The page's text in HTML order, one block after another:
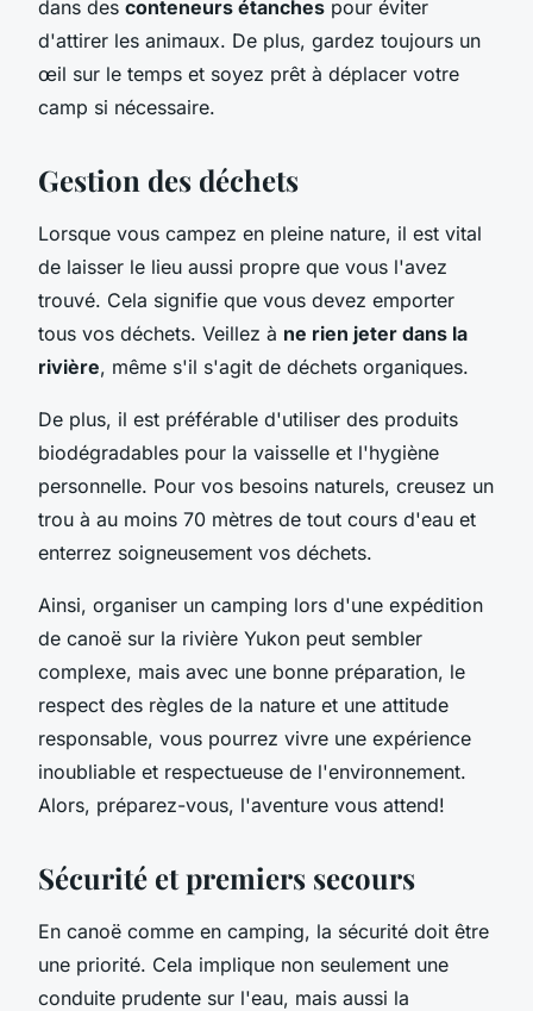
dans des conteneurs étanches pour éviter
d'attirer les animaux. De plus, gardez toujours un
œil sur le temps et soyez prêt à déplacer votre
camp si nécessaire.
Gestion des déchets
Lorsque vous campez en pleine nature, il est vital
de laisser le lieu aussi propre que vous l'avez
trouvé. Cela signifie que vous devez emporter
tous vos déchets. Veillez à ne rien jeter dans la
rivière, même s'il s'agit de déchets organiques.
De plus, il est préférable d'utiliser des produits
biodégradables pour la vaisselle et l'hygiène
personnelle. Pour vos besoins naturels, creusez un
trou à au moins 70 mètres de tout cours d'eau et
enterrez soigneusement vos déchets.
Ainsi, organiser un camping lors d'une expédition
de canoë sur la rivière Yukon peut sembler
complexe, mais avec une bonne préparation, le
respect des règles de la nature et une attitude
responsable, vous pourrez vivre une expérience
inoubliable et respectueuse de l'environnement.
Alors, préparez-vous, l'aventure vous attend!
Sécurité et premiers secours
En canoë comme en camping, la sécurité doit être
une priorité. Cela implique non seulement une
conduite prudente sur l'eau, mais aussi la